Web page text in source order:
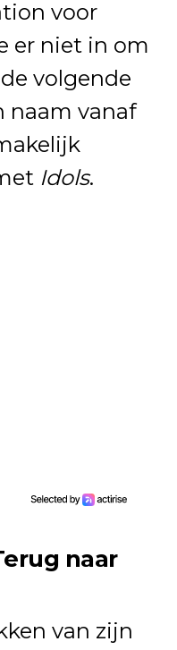
voor
er niet in om
volgende
naam vanaf
Idols.
naar
van zijn